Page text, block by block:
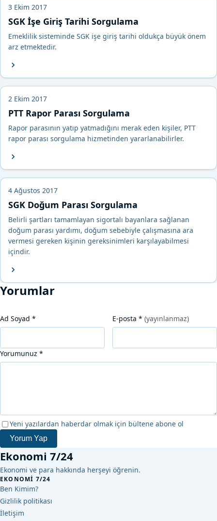
3 Ekim 2017
SGK İşe Giriş Tarihi Sorgulama
Emeklilik sisteminde SGK işe giriş tarihi oldukça büyük önem
arz etmektedir.
2 Ekim 2017
PTT Rapor Parası Sorgulama
Rapor parasının yatıp yatmadığını merak eden kişiler, PTT
rapor parası sorgulama hizmetinden yararlanabilirler.
4 Ağustos 2017
SGK Doğum Parası Sorgulama
Belirli şartları tamamlayan sigortalı bayanlara sağlanan
doğum parası yardımı, doğum sebebiyle çalışmasına ara
vermesi gereken kişinin gereksinimleri karşılayabilmesi
içindir.
Yorumlar
Ad Soyad * E-posta * (yayınlanmaz)
Yorumunuz *
Yeni yazılardan haberdar olmak için bültene abone ol
Yorum Yap
Ekonomi 7/24
Ekonomi ve para hakkında herşeyi öğrenin.
EKONOMI 7/24
Ben Kimim?
Gizlilik politikası
İletişim